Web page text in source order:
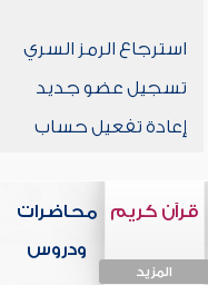
استرجاع الرمز السري
تسجيل عضو جديد
إعادة تفعيل حساب
قرآن كريم
المزيد
محاضرات
ودروس